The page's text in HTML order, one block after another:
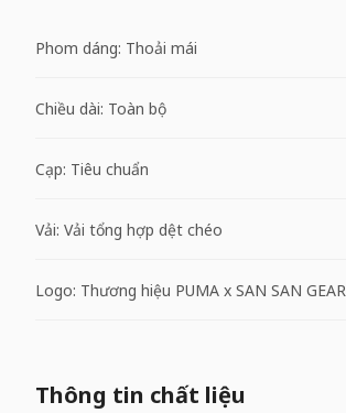
Phom dáng: Thoải mái
Chiều dài: Toàn bộ
Cạp: Tiêu chuẩn
Vải: Vải tổng hợp dệt chéo
Logo: Thương hiệu PUMA x SAN SAN GEAR
Thông tin chất liệu